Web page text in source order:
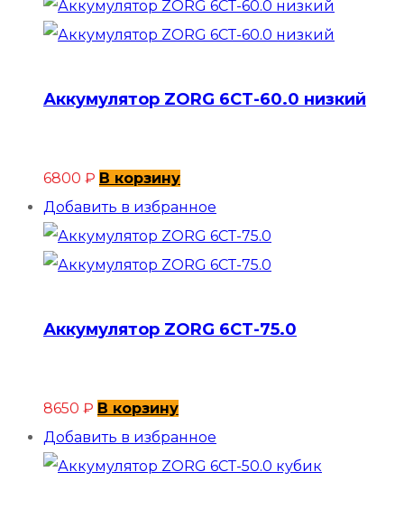
Аккумулятор ZORG 6СТ-60.0 низкий
6800 ₽ В корзину
Добавить в избранное
Аккумулятор ZORG 6СТ-75.0
8650 ₽ В корзину
Добавить в избранное